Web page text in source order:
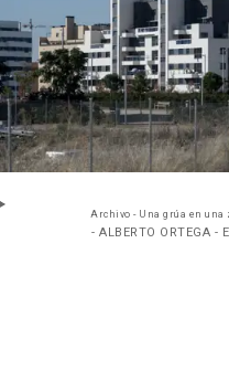
Archivo - Una grúa en
- ALBERTO ORTEGA -